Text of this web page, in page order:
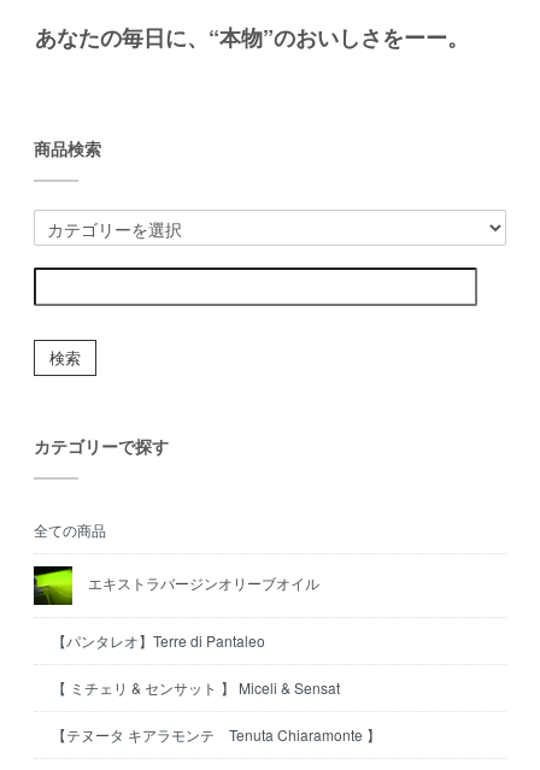
あなたの毎日に、“本物”のおいしさをーー。
商品検索
検索
カテゴリーで探す
全ての商品
エキストラバージンオリーブオイル
【パンタレオ】Terre di Pantaleo
【 ミチェリ & センサット 】 Miceli & Sensat
【テヌータ キアラモンテ Tenuta Chiaramonte 】